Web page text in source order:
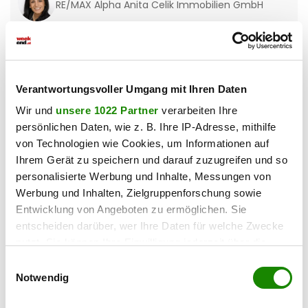
Verantwortungsvoller Umgang mit Ihren Daten
Wir und unsere 1022 Partner verarbeiten Ihre
persönlichen Daten, wie z. B. Ihre IP-Adresse, mithilfe
von Technologien wie Cookies, um Informationen auf
Ihrem Gerät zu speichern und darauf zuzugreifen und so
personalisierte Werbung und Inhalte, Messungen von
Werbung und Inhalten, Zielgruppenforschung sowie
Entwicklung von Angeboten zu ermöglichen. Sie
entscheiden darüber, wer Ihre Daten für welche Zwecke
Trigger Symbol ändern oder widerrufen
Notwendig
RE/MAX Alpha Anita Celik Immobilien GmbH
BAUSTART - GEFÖRDERTES Mittelreihenhaus I
WOHNTRAUM PAICHBERG